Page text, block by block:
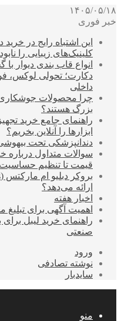
۱۴۰۵/۰۵/۱۸
خبر فوری
این اشتباه رایج در
کلینیک‌های زیبایی را
انواع قاب بندی دیوار
دکارت؛ تحولی لوکس،
داخلی
بزرگ هستند؟
راهنمای جامع خرید
ابزارها را آنلاین بخریم؟
دندانپزشکی تحت
سوالات متداول
قیمت تا تنظیم
ارائه می‌دهد؟
اخبار هفته
اهمیت آگهی برای
راهنمای خرید لیبل
صنعتی
ورود
نوشته تصادفی
سایدبار
منو